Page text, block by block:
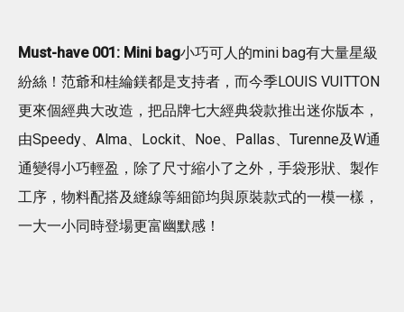
Must-have 001: Mini bag小巧可人的mini bag有大量星級
紛絲！范爺和桂綸鎂都是支持者，而今季LOUIS VUITTON
更來個經典大改造，把品牌七大經典袋款推出迷你版本，
由Speedy、Alma、Lockit、Noe、Pallas、Turenne及W通
通變得小巧輕盈，除了尺寸縮小了之外，手袋形狀、製作
工序，物料配搭及縫線等細節均與原裝款式的一模一樣，
一大一小同時登場更富幽默感！